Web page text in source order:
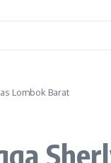
Lombok Barat